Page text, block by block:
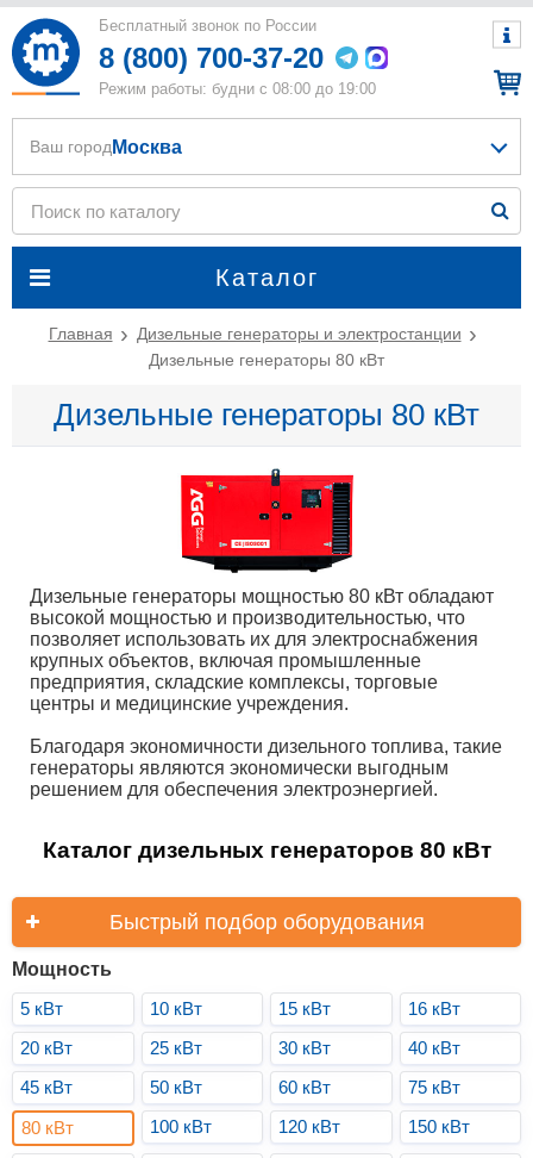
Бесплатный звонок по России
8 (800) 700-37-20
Режим работы: будни с 08:00 до 19:00
Каталог
Ваш город Москва
Главная
Дизельные генераторы и электростанции
Дизельные генераторы 80 кВт
Дизельные генераторы 80 кВт
Дизельные генераторы мощностью 80 кВт обладают
высокой мощностью и производительностью, что
позволяет использовать их для электроснабжения
крупных объектов, включая промышленные
предприятия, складские комплексы, торговые
центры и медицинские учреждения.
Благодаря экономичности дизельного топлива, такие
генераторы являются экономически выгодным
решением для обеспечения электроэнергией.
Каталог дизельных генераторов 80 кВт
Быстрый подбор оборудования
Мощность
5 кВт
10 кВт 15 кВт
16 кВт
20 кВт
25 кВт 30 кВт
40 кВт
45 кВт
50 кВт 60 кВт
75 кВт
80 кВт
100 кВт 120 кВт 150 кВт